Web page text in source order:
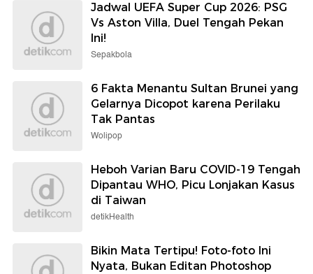
Jadwal UEFA Super Cup 2026: PSG
Vs Aston Villa, Duel Tengah Pekan
Ini!
Sepakbola
6 Fakta Menantu Sultan Brunei yang
Gelarnya Dicopot karena Perilaku
Tak Pantas
Wolipop
Heboh Varian Baru COVID-19 Tengah
Dipantau WHO, Picu Lonjakan Kasus
di Taiwan
detikHealth
Bikin Mata Tertipu! Foto-foto Ini
Nyata, Bukan Editan Photoshop